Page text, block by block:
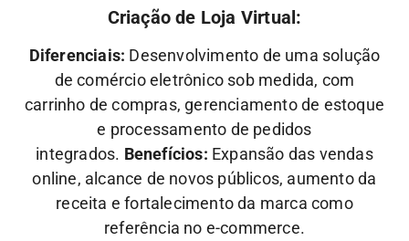
Criação de Loja Virtual:
Diferenciais: Desenvolvimento de uma solução
de comércio eletrônico sob medida, com
carrinho de compras, gerenciamento de estoque
e processamento de pedidos
integrados. Benefícios: Expansão das vendas
online, alcance de novos públicos, aumento da
receita e fortalecimento da marca como
referência no e-commerce.